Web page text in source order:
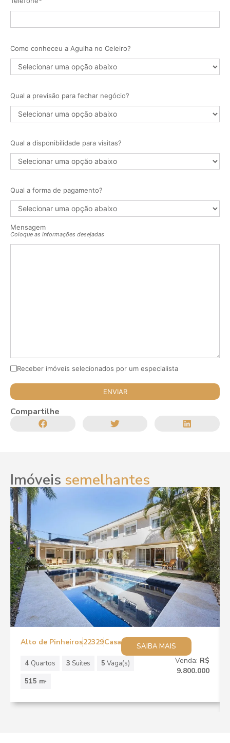
Como conheceu a Agulha no Celeiro?
Qual a previsão para fechar negócio?
Qual a disponibilidade para visitas?
Qual a forma de pagamento?
Mensagem
Coloque as informações desejadas
Receber imóveis selecionados por um especialista
Compartilhe
Imóveis semelhantes
Alto de Pinheiros22329Casa
SAIBA MAIS
4 Quartos 3 Suites 5 Vaga(s)
515 m2
Venda: R$
9.800.000